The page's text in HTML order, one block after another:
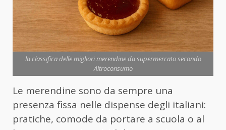
la classifica delle migliori merendine da supermercato secondo
Altroconsumo
Le merendine sono da sempre una
presenza fissa nelle dispense degli italiani:
pratiche, comode da portare a scuola o al